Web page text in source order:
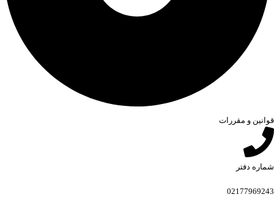
قوانین و مقررات
شماره دفتر
02177969243